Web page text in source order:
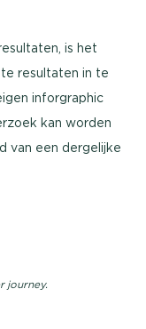
is het
resultaten in te
inforgraphic
kan worden
van een dergelijke
journey.